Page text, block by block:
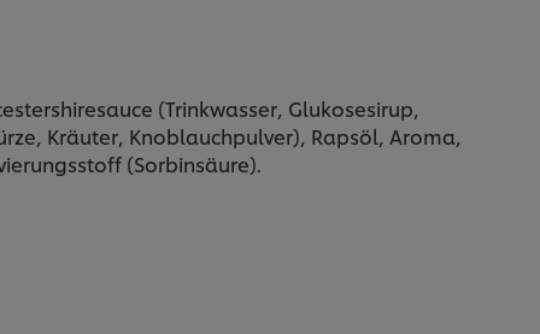
(Trinkwasser, Glukosesirup,
Kräuter, Knoblauchpulver), Rapsöl, Aroma,
(Sorbinsäure).